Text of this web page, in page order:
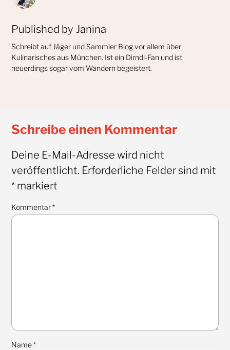
Published by Janina
Schreibt auf Jäger und Sammler Blog vor allem über
Kulinarisches aus München. Ist ein Dirndl-Fan und ist
neuerdings sogar vom Wandern begeistert.
Schreibe einen Kommentar
Deine E-Mail-Adresse wird nicht
veröffentlicht. Erforderliche Felder sind mit
*markiert
Kommentar*
Name*